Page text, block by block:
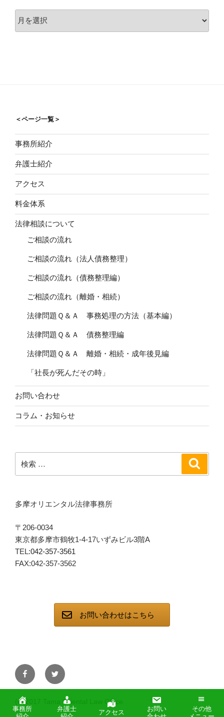
ー
事務所
弁護士
アクセス
お問い
その他
＜ページ一覧＞
事務所紹介
弁護士紹介
アクセス
料金体系
法律相談について
ご相談の流れ
ご相談の流れ（法人債務整理）
ご相談の流れ（債務整理編）
ご相談の流れ（離婚・相続）
法律問題Ｑ＆Ａ 事務処理の方法（基本編）
法律問題Ｑ＆Ａ 債務整理編
法律問題Ｑ＆Ａ 離婚・相続・成年後見編
「社長が死んだその時」
お問い合わせ
コラム・お知らせ
索:
多摩オリエンタル法律事務所
〒206-0034
東京都多摩市鶴牧1-4-17いずみビル3階A
TEL:042-357-3561
FAX:042-357-3562
お問い合わせはこちら
facebooktwitter
(C)2017 Tama Oriental Law Office.